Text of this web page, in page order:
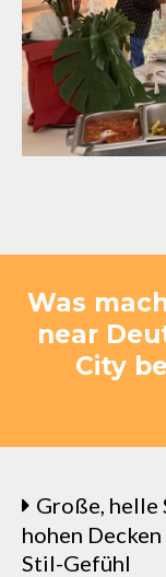
Was
near
City
Große, helle
hohen
Stil-Gefühl